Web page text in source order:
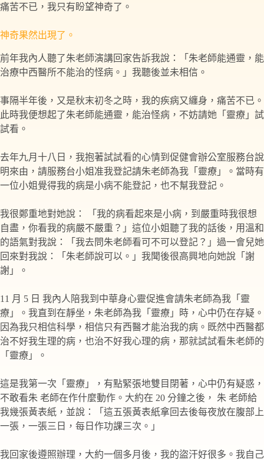
痛苦不已，我只有盼望神奇了。
神奇果然出現了。
前年我內人聽了朱老師演講回家告訴我說：「朱老師能通靈，能
治療中西醫所不能治的怪病。」我聽後並未相信。
事隔半年後，又是秋末初冬之時，我的疾病又纏身，痛苦不已。
此時我便想起了朱老師能通靈，能治怪病，不妨請她「靈療」試
試看。
去年九月十八日，我抱著試試看的心情到促健會辦公室服務台說
明來由，請服務台小姐准我登記請朱老師為我「靈療」。當時有
一位小姐覺得我的病是小病不能登記，也不幫我登記。
我很鄭重地對她說： 「我的病看起來是小病，到嚴重時我很想
自盡，你看我的病嚴不嚴重？」這位小姐聽了我的話後，用溫和
的語氣對我說：「我去問朱老師看可不可以登記？」過一會兒她
回來對我說：「朱老師說可以。」我聞後很高興地向她說「謝
謝」。
11 月 5 日 我內人陪我到中華身心靈促進會請朱老師為我「靈
療」。我直到在靜坐，朱老師為我「靈療」時，心中仍在存疑。
因為我只相信科學，相信只有西醫才能治我的病。既然中西醫都
治不好我生理的病，也治不好我心理的病，那就試試看朱老師的
「靈療」。
這是我第一次「靈療」，有點緊張地雙目閉著，心中仍有疑惑，
不敢看朱 老師在作什麼動作。大約在 20 分鐘之後， 朱 老師給
我幾張黃表紙，並說：「這五張黃表紙拿回去後每夜放在腹部上
一張，一張三日，每日作功課三次。」
我回家後遵照辦理，大約一個多月後，我的盜汗好很多。我自己